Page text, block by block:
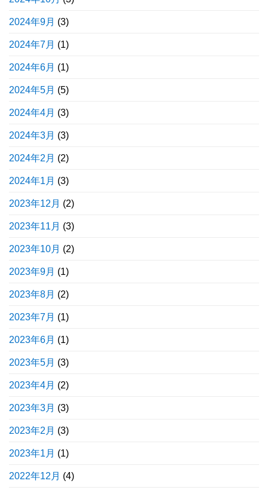
2024年9月 (3)
2024年7月 (1)
2024年6月 (1)
2024年5月 (5)
2024年4月 (3)
2024年3月 (3)
2024年2月 (2)
2024年1月 (3)
2023年12月 (2)
2023年11月 (3)
2023年10月 (2)
2023年9月 (1)
2023年8月 (2)
2023年7月 (1)
2023年6月 (1)
2023年5月 (3)
2023年4月 (2)
2023年3月 (3)
2023年2月 (3)
2023年1月 (1)
2022年12月 (4)